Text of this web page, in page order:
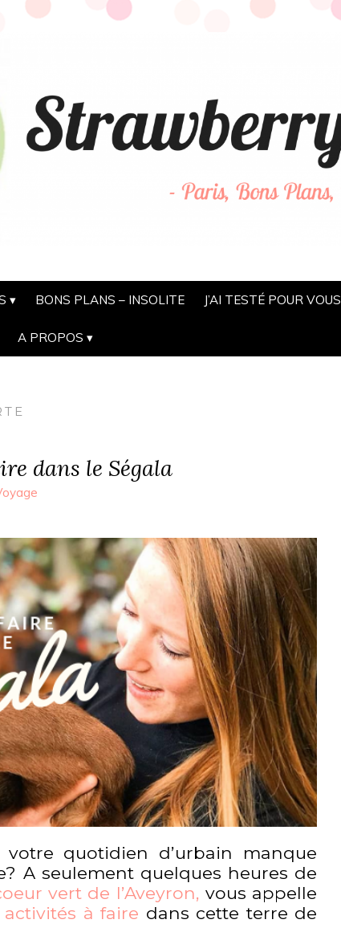
BONS PLANS – INSOLITE J’AI TESTÉ POUR VOUS
A PROPOS
dans le Ségala
quotidien d’urbain manque
A seulement quelques heures de
vert de l’Aveyron, vous appelle
activités à faire dans cette terre de